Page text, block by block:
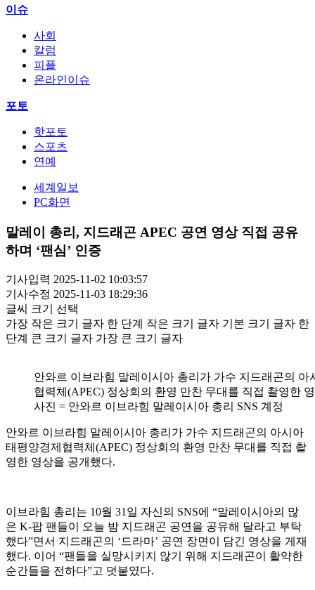
이슈
사회
칼럼
피플
온라인이슈
포토
핫포토
스포츠
연예
세계일보
PC화면
말레이 총리, 지드래곤 APEC 공연 영상 직접 공유
하며 ‘팬심’ 인증
기사입력 2025-11-02 10:03:57
기사수정 2025-11-03 18:29:36
글씨 크기 선택
가장 작은 크기 글자 한 단계 작은 크기 글자 기본 크기 글자 한
단계 큰 크기 글자 가장 큰 크기 글자
안와르 이브라힘 말레이시아 총리가 가수 지드래곤의 아
협력체(APEC) 정상회의 환영 만찬 무대를 직접 촬영한
사진 = 안와르 이브라힘 말레이시아 총리 SNS 계정
안와르 이브라힘 말레이시아 총리가 가수 지드래곤의 아시아
태평양경제협력체(APEC) 정상회의 환영 만찬 무대를 직접 촬
영한 영상을 공개했다.
이브라힘 총리는 10월 31일 자신의 SNS에 “말레이시아의 많
은 K-팝 팬들이 오늘 밤 지드래곤 공연을 공유해 달라고 부탁
했다”면서 지드래곤의 ‘드라마’ 공연 장면이 담긴 영상을 게재
했다. 이어 “팬들을 실망시키지 않기 위해 지드래곤이 활약한
순간들을 전하다”고 덧붙였다.